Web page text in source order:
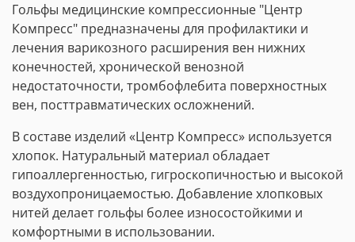
Гольфы медицинские компрессионные "Центр
Компресс" предназначены для профилактики и
лечения варикозного расширения вен нижних
конечностей, хронической венозной
недостаточности, тромбофлебита поверхностных
вен, посттравматических осложнений.
В составе изделий «Центр Компресс» используется
хлопок. Натуральный материал обладает
гипоаллергенностью, гигроскопичностью и высокой
воздухопроницаемостью. Добавление хлопковых
нитей делает гольфы более износостойкими и
комфортными в использовании.